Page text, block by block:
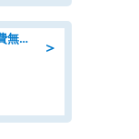
＞
組立・組付け/高収入/日払いOK/寮費無料/交替制/20・30・40代活躍中